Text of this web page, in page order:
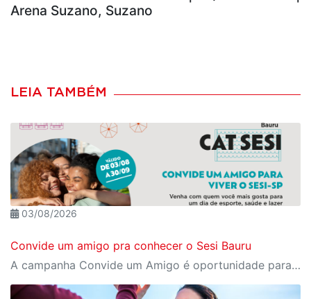
Arena Suzano, Suzano
LEIA TAMBÉM
03/08/2026
Convide um amigo pra conhecer o Sesi Bauru
A campanha Convide um Amigo é oportunidade para reunir amigos para aproveitar juntos toda estrutura da unidade SESI-SP mais próxima. Os benefícios para clientes e convidados estão no regulamento